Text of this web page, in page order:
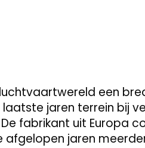
een
jaren terrein bij
fabrikant uit Europa
afgelopen jaren